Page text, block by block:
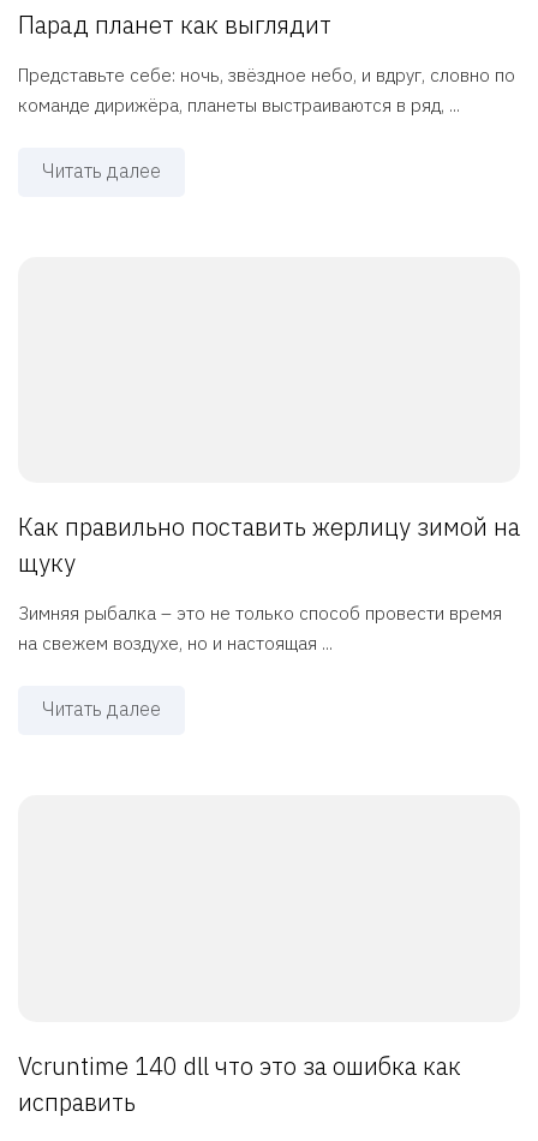
Парад планет как выглядит
Представьте себе: ночь, звёздное небо, и вдруг, словно по
команде дирижёра, планеты выстраиваются в ряд, ...
Читать далее
Как правильно поставить жерлицу зимой на
щуку
Зимняя рыбалка – это не только способ провести время
на свежем воздухе, но и настоящая ...
Читать далее
Vcruntime 140 dll что это за ошибка как
исправить